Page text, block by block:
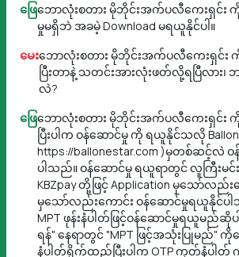
ဖြေဘောလုံးစတား မိုဘိုင်းအက်ပလီကေးရှင်း ကို
မှုမရှိဘဲ အခမဲ့ Download မရယူနိုင်ပါ။
မေးဘောလုံးစတား မိုဘိုင်းအက်ပလီကေးရှင်း
ပြီးတာနဲ့ သတင်းအားလုံးဖတ်လို့ရပြီလား
လဲ?
ဖြေဘောလုံးစတား မိုဘိုင်းအက်ပလီကေးရှင်း
ပြီးပါက ဝန်ဆောင်မှု ကို ရယူနိုင်သလို
https://ballonestar.com )မှတစ်ဆင့်လဲ
ပါသည်။ ဝန်ဆောင်မှု ရယူရာတွင် လူကြီးမင်း
KBZpay တို့ဖြင့် Application မှသော်လည်း
မှသော်လည်းကောင်း ဝန်ဆောင်မှုရယူနိုင်ပ
MPT ဖုန်းနံပါတ်ဖြင့်ဝန်ဆောင်မှုရယူမည်
ရန်" နေရာတွင် "MPT ဖြင့်အသုံးပြုမည်" ကိုရွေ
နံပါတ်ရိုက်ထည့်ပြီးပါက OTP ကုတ်နံပါတ်